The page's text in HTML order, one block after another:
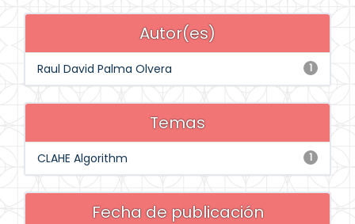
Autor(es)
1
Raul David Palma Olvera
Temas
1
CLAHE Algorithm
Fecha de publicación